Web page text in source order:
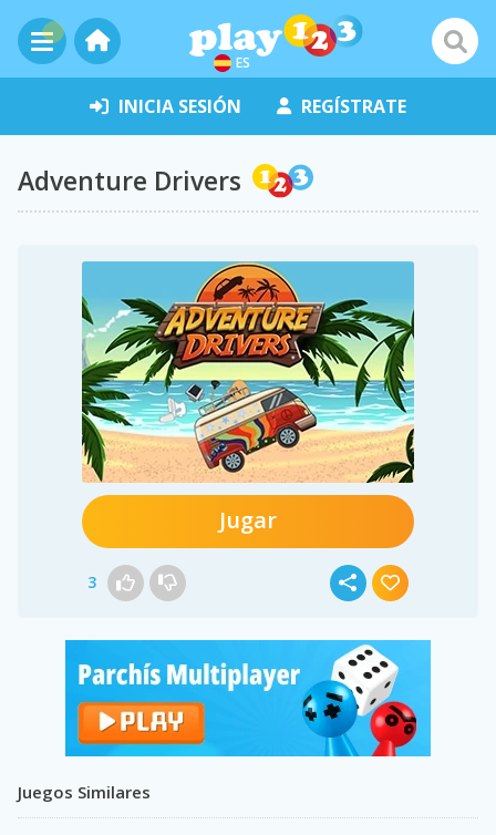
ES
INICIA SESIÓN REGÍSTRATE
Adventure Drivers
Jugar
3
Juegos Similares